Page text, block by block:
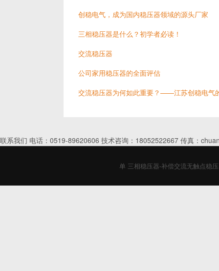
创稳电气，成为国内稳压器领域的源头厂家
三相稳压器是什么？初学者必读！
交流稳压器
公司家用稳压器的全面评估
交流稳压器为何如此重要？——江苏创稳电气
联系我们 电话：0519-89620606 技术咨询：18052522667 传真：
单 三相稳压器-补偿交流无触点稳